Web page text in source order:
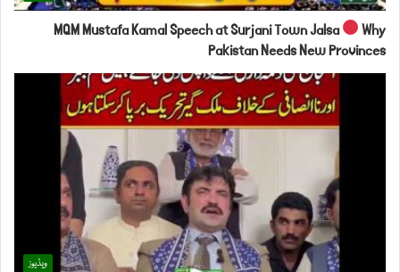
MQM Mustafa Kamal Speech at Surjani Town Jalsa
Why
Pakistan Needs New Provinces
ویڈیوز